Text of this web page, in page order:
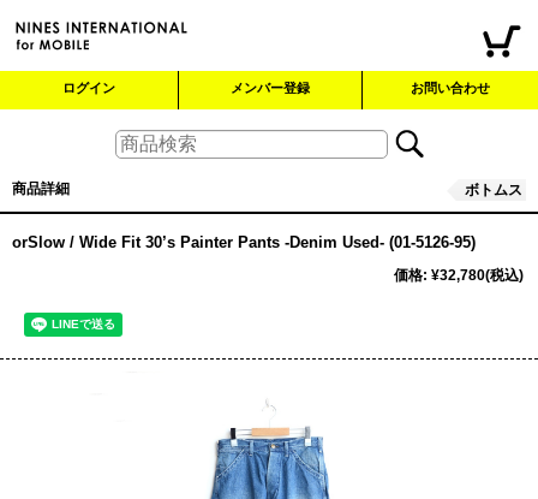
ログイン メンバー登録 お問い合わせ
商品詳細 ボトムス
orSlow / Wide Fit 30’s Painter Pants -Denim Used- (01-5126-95)
価格: ¥32,780(税込)